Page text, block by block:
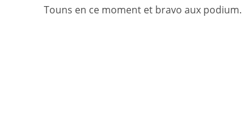
Touns en ce moment et bravo aux podium.